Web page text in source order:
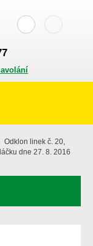
Odklon linek č. 20,
dne 27. 8. 2016